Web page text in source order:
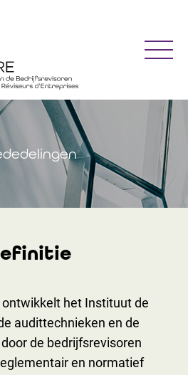
het Instituut de
audittechnieken en de
de bedrijfsrevisoren
en normatief